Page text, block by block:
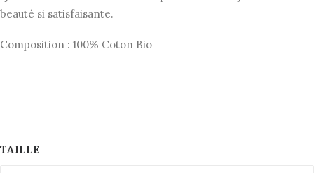
beauté si satisfaisante.
Composition : 100% Coton Bio
TAILLE